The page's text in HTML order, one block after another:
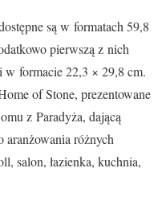
są w formatach 59,8
pierwszą z nich
w formacie 22,3 × 29,8 cm.
of Stone, prezentowane
z Paradyża, dającą
aranżowania różnych
salon, łazienka, kuchnia,